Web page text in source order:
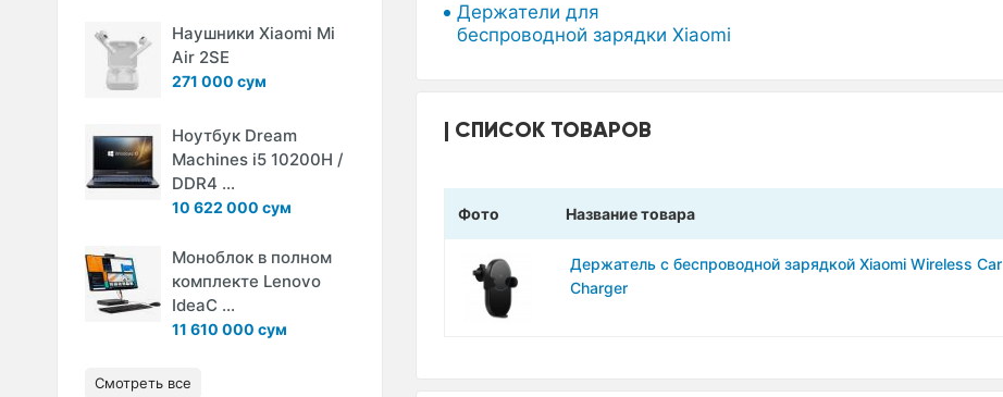
Держатели для
беспроводной зарядки Xiaomi
СПИСОК ТОВАРОВ
Фото Название товара
Держатель с беспроводной зарядкой Xiaomi Wireless Car
Charger
Наушники Xiaomi Mi
Air 2SE
271 000 сум
Ноутбук Dream
Machines i5 10200H /
DDR4 ...
10 622 000 сум
Моноблок в полном
комплекте Lenovo
IdeaC ...
11 610 000 сум
Смотреть все